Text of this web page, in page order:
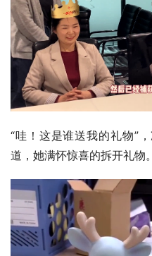
“哇！这是谁送我的礼物”
道，她满怀惊喜的拆开礼物。